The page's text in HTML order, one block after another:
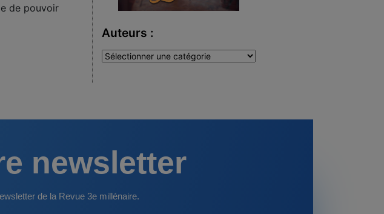
de pouvoir
Auteurs :
Auteurs
newsletter
de la Revue 3e millénaire.